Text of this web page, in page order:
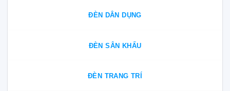
ĐÈN DÂN DỤNG
ĐÈN SÂN KHẤU
ĐÈN TRANG TRÍ